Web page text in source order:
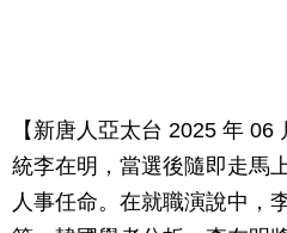
【新唐人亞太台 2025 年
統李在明，當選後隨即走馬
人事任命。在就職演說中，